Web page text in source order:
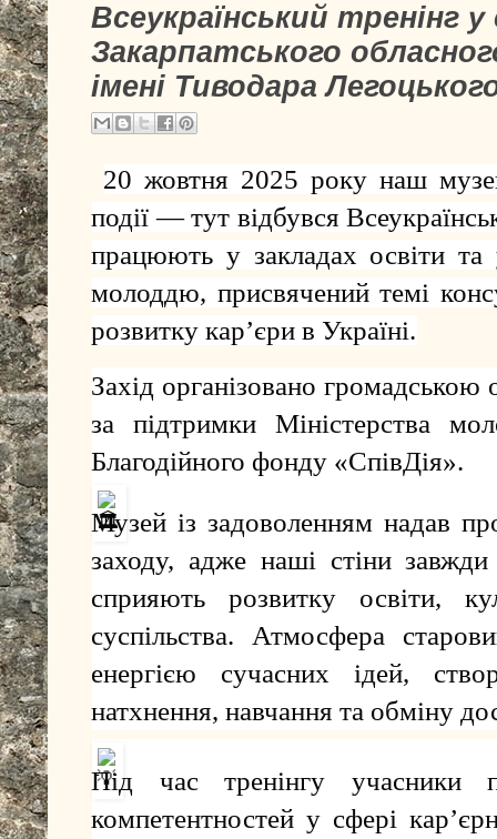
Всеукраїнський тренінг у
Закарпатського
імені Тиводара
20жовтня 2025 року наш
події — тут відбувся
працюють у закладах освіти
молоддю, присвячений темі
розвитку кар’єри в Україні.
Захід організовано громадською
за підтримки Міністерства
Благодійного фонду «СпівДія».
Музей із задоволенням надав
заходу, адже наші стіни завжди
сприяють розвитку освіти,
суспільства. Атмосфера
енергією сучасних ідей,
натхнення, навчання та обміну
Під час тренінгу учасники
компетентностей у сфері